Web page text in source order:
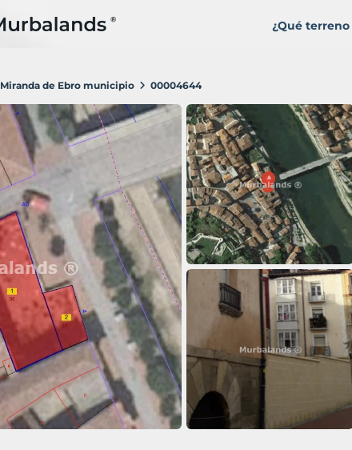
¿Qué terreno
Miranda de Ebro municipio 00004644